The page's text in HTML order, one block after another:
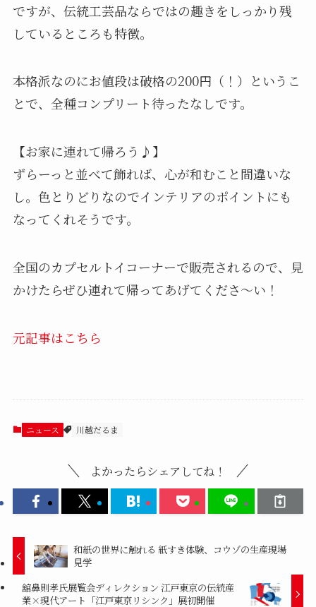
ですが、伝統工芸品ならではの趣きをしっかり残
しているところも特徴。
本格派なのにお値段は破格の200円（！）というこ
とで、全種コンプリート待ったなしです。
【お家に連れて帰ろう♪】
ずらーっと並べて飾れば、心が和むこと間違いな
し。色とりどりなのでインテリアのポイントにも
なってくれそうです。
全国のカプセルトイコーナーで販売されるので、見
かけたらぜひ連れて帰ってあげてくださ～い！
元記事はこちら
ニュース 川越だるま
よかったらシェアしてね！
和紙の世界に触れる 紙すき体験、コウゾの生産現場
見学
舘鼻則孝氏展覧会ディレクション 江戸東京の伝統産
業×現代アート「江戸東京リシンク」展初開催